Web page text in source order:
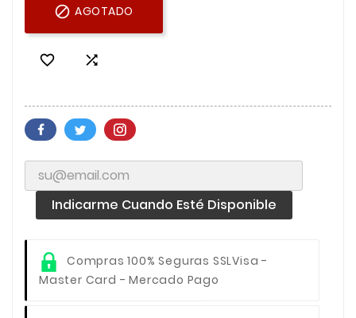
 AGOTADO
 
Indicarme Cuando Esté Disponible
Compras 100% Seguras SSLVisa -
Master Card - Mercado Pago